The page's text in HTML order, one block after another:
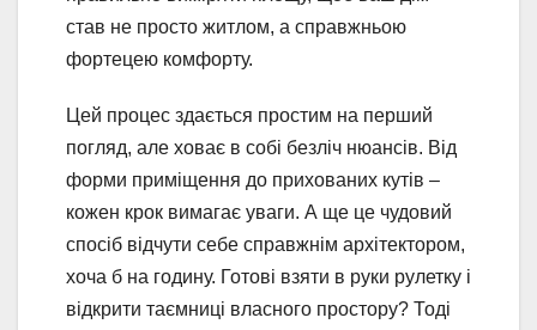
став не просто житлом, а справжньою
фортецею комфорту.
Цей процес здається простим на перший
погляд, але ховає в собі безліч нюансів. Від
форми приміщення до прихованих кутів –
кожен крок вимагає уваги. А ще це чудовий
спосіб відчути себе справжнім архітектором,
хоча б на годину. Готові взяти в руки рулетку і
відкрити таємниці власного простору? Тоді